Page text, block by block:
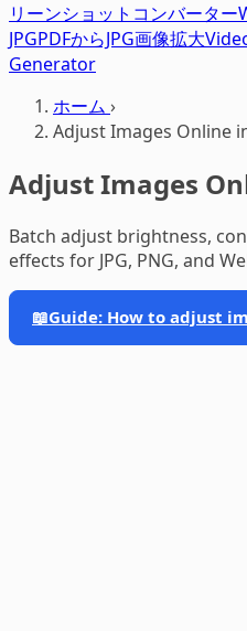
リーンショット コンバーター
JPGPDFからJPG画像拡大
Generator
ホーム ›
Adjust Images Online
Adjust Images
Batch adjust brightness,
effects for JPG, PNG, and
📖Guide: How to adjust